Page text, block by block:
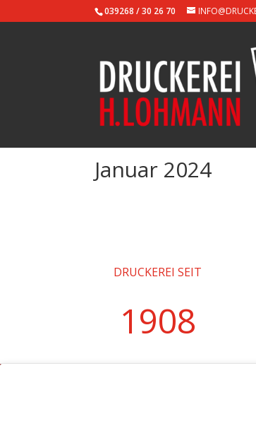
039268 / 30 26 70
Januar 2024
DRUCKEREI SEIT
1908